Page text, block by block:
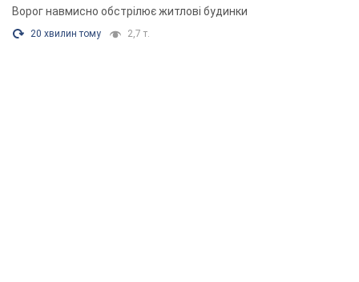
Ворог навмисно обстрілює житлові будинки
20 хвилин тому 2,7 т.